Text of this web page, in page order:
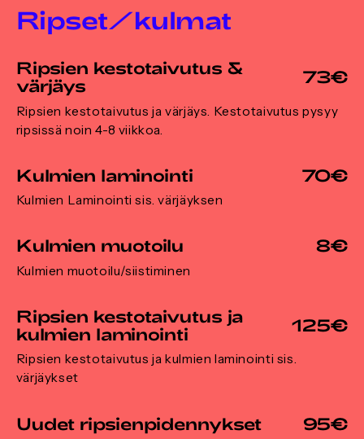
Ripset/kulmat
Ripsien kestotaivutus &
värjäys
73€
Ripsien kestotaivutus ja värjäys. Kestotaivutus pysyy
ripsissä noin 4-8 viikkoa.
Kulmien laminointi 70€
Kulmien Laminointi sis. värjäyksen
Kulmien muotoilu 8€
Kulmien muotoilu/siistiminen
Ripsien kestotaivutus ja
kulmien laminointi
125€
Ripsien kestotaivutus ja kulmien laminointi sis.
värjäykset
Uudet ripsienpidennykset 95€